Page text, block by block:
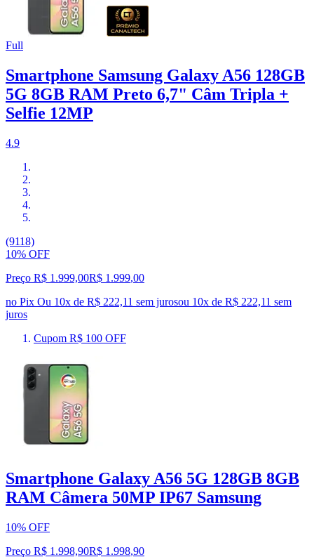
Full
Smartphone Samsung Galaxy A56 128GB
5G 8GB RAM Preto 6,7" Câm Tripla +
Selfie 12MP
4.9
(9118)
10% OFF
Preço R$ 1.999,00R$ 1.999,00
no Pix Ou 10x de R$ 222,11 sem jurosou 10x de R$ 222,11 sem
juros
Cupom R$ 100 OFF
Smartphone Galaxy A56 5G 128GB 8GB
RAM Câmera 50MP IP67 Samsung
10% OFF
Preço R$ 1.998,90R$ 1.998,90